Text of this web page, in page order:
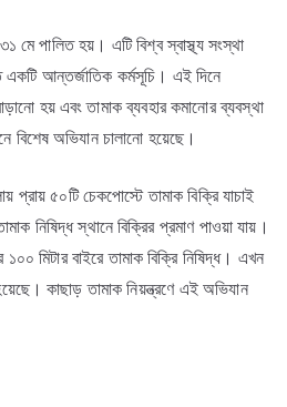
মে পালিত হয়। এটি বিশ্ব স্বাস্থ্য সংস্থা
আন্তর্জাতিক কর্মসূচি। এই দিনে
হয় এবং তামাক ব্যবহার কমানোর ব্যবস্থা
বিশেষ অভিযান চালানো হয়েছে।
৫০টি চেকপোস্টে তামাক বিক্রি যাচাই
নিষিদ্ধ স্থানে বিক্রির প্রমাণ পাওয়া যায়।
মিটার বাইরে তামাক বিক্রি নিষিদ্ধ। এখন
কাছাড় তামাক নিয়ন্ত্রণে এই অভিযান